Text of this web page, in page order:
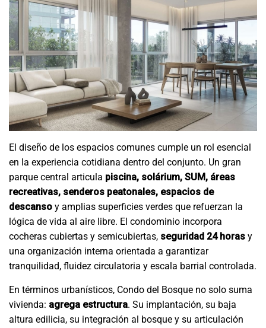
El diseño de los espacios comunes cumple un rol esencial
en la experiencia cotidiana dentro del conjunto. Un gran
parque central articula piscina, solárium, SUM, áreas
recreativas, senderos peatonales, espacios de
descanso y amplias superficies verdes que refuerzan la
lógica de vida al aire libre. El condominio incorpora
cocheras cubiertas y semicubiertas, seguridad 24 horas y
una organización interna orientada a garantizar
tranquilidad, fluidez circulatoria y escala barrial controlada.
En términos urbanísticos, Condo del Bosque no solo suma
vivienda: agrega estructura. Su implantación, su baja
altura edilicia, su integración al bosque y su articulación